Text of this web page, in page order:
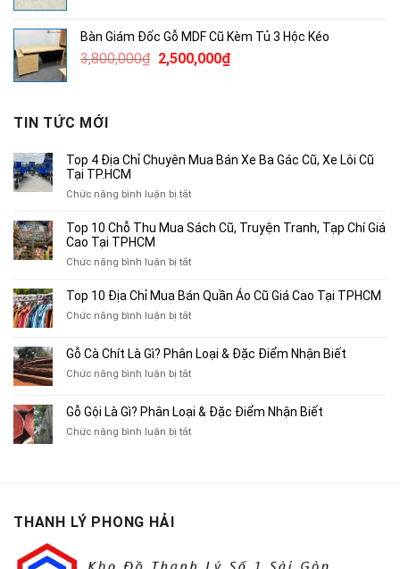
3,780,000₫.là:
2,500,000₫.
Bàn Giám Đốc Gỗ MDF Cũ Kèm Tủ 3 Hộc Kéo
3,800,000₫ Giá
2,500,000₫Giá
TIN TỨC MỚI
Top 4 Địa Chỉ Chuyên Mua Bán Xe Ba Gác Cũ, Xe Lôi Cũ
Tại TP.HCM
Chức năng bình luận bị tắtở
4
Chuyên
Bán
Xe
Cũ,
Xe
Cũ
TP.HCM
Top 10 Chỗ Thu Mua Sách Cũ, Truyện Tranh, Tạp Chí Giá
Cao Tại TPHCM
Chức năng bình luận bị tắtở
10
Thu
Sách
Tạp
Chí
Top 10 Địa Chỉ Mua Bán Quần Áo Cũ Giá Cao Tại TPHCM
Chức năng bình luận bị tắtở
Địa
Chỉ
Bán
Áo
Gỗ Cà Chít Là Gì? Phân Loại & Đặc Điểm Nhận Biết
Chức năng bình luận bị tắtở
Chít
Là
Gỗ Gội Là Gì? Phân Loại & Đặc Điểm Nhận Biết
Chức năng bình luận bị tắtở
THANH LÝ PHONG HẢI